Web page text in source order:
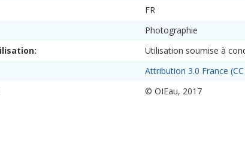
FR
Photographie
Utilisation soumise à
Attribution 3.0 France (CC
© OIEau, 2017